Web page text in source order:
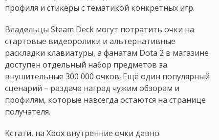
профиля и стикеры с тематикой конкретных игр.
Владельцы Steam Deck могут потратить очки на
стартовые видеоролики и альтернативные
раскладки клавиатуры, а фанатам Dota 2 в магазине
доступен отдельный набор предметов за
внушительные 300 000 очков. Ещё один популярный
сценарий – раздача наград чужим обзорам и
профилям, которые навсегда остаются на странице
получателя.
Кстати, на Xbox внутренние очки давно